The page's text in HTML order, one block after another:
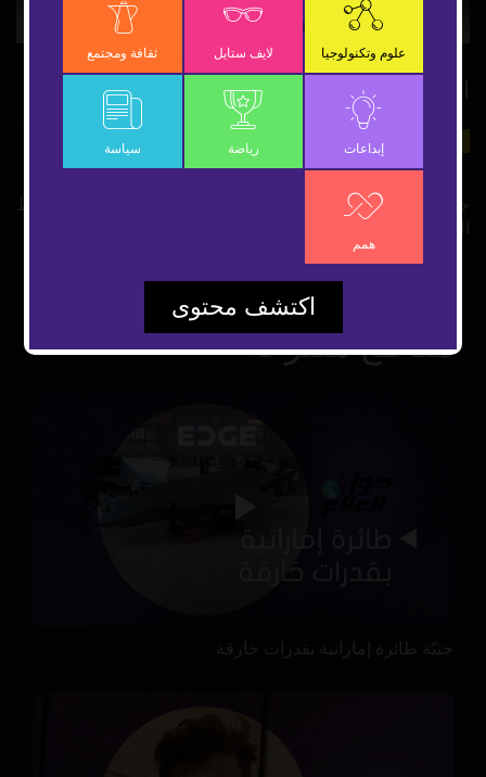
Video الفئران ترى خلال النوم
علوم وتكنولوجيا
جهاز يتتبع حركة عيون الفئران المختبرة لمعرفة العلاقة بين نشاط
مقاطع مقترحة
جنيّة طائرة إماراتية بقدرات خارقة
علوم وتكنولوجيا لايف ستايل ثقافة ومجتمع
إبداعات رياضة سياسة
همم
اكتشف محتوى